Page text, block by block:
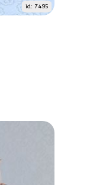
id: 7495